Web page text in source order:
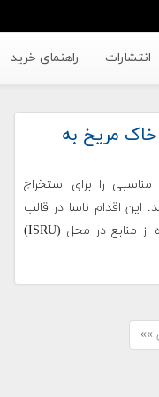
انتشارات راهنمای خرید
خاک مریخ به
مناسبی را برای استخراج
اقدام ناسا در قالب
بخشی از یک سیستم موسوم به استفاده از منابع در محل (ISRU)
»»